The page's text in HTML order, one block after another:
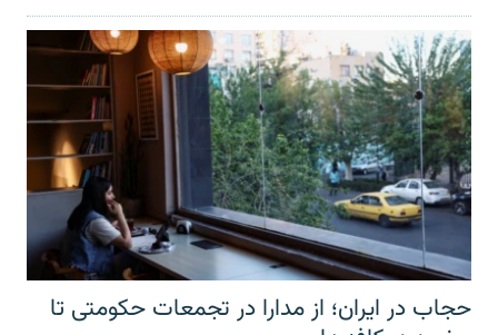
حجاب در ایران؛ از مدارا در تجمعات حکومتی تا